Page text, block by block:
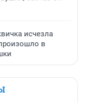
исчезла
в